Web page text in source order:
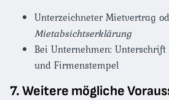
Unterzeichneter Mietvertrag
Mietabsichtserklärung
Bei Unternehmen:
und Firmenstempel
7. Weitere mögliche